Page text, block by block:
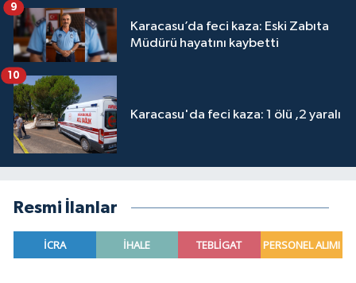
Karacasu’da feci kaza: Eski Zabıta
Müdürü hayatını kaybetti
9
Karacasu'da feci kaza: 1 ölü ,2 yaralı
10
Resmi İlanlar